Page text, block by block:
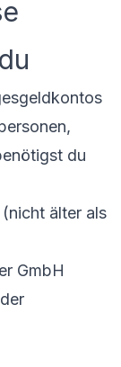
du
(nicht älter als
GmbH
der